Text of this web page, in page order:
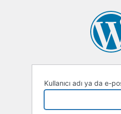
Kullanıcı adı ya da e-